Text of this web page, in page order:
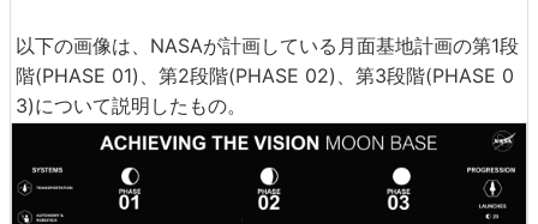
以下の画像は、NASAが計画している月面基地計画の第1段
階(PHASE 01)、第2段階(PHASE 02)、第3段階(PHASE 0
3)について説明したもの。